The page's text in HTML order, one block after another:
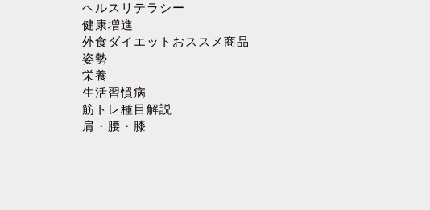
ヘルスリテラシー
健康増進
外食ダイエットおススメ商品
姿勢
栄養
生活習慣病
筋トレ種目解説
肩・腰・膝